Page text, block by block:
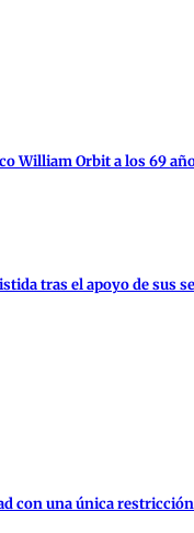
William Orbit a los 69
tras el apoyo de sus
con una única